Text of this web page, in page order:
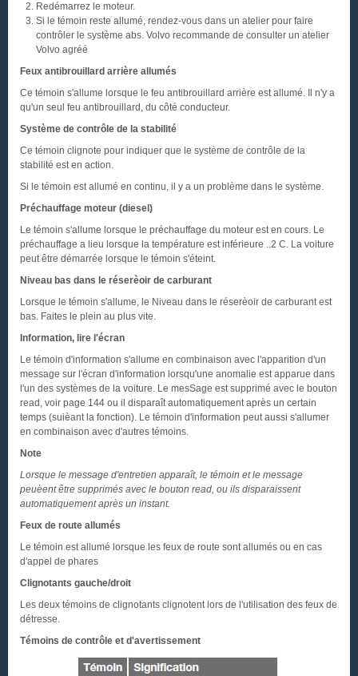
Redémarrez le moteur.
Si le témoin reste allumé, rendez-vous dans un atelier pour faire
contrôler le système abs. Volvo recommande de consulter un atelier
Volvo agréé
Feux antibrouillard arrière allumés
Ce témoin s'allume lorsque le feu antibrouillard arrière est allumé. Il n'y a
qu'un seul feu antibrouillard, du côté conducteur.
Système de contrôle de la stabilité
Ce témoin clignote pour indiquer que le système de contrôle de la
stabilité est en action.
Si le témoin est allumé en continu, il y a un problème dans le système.
Préchauffage moteur (diesel)
Le témoin s'allume lorsque le préchauffage du moteur est en cours. Le
préchauffage a lieu lorsque la température est inférieure ..2 C. La voiture
peut être démarrée lorsque le témoin s'éteint.
Niveau bas dans le réserèoir de carburant
Lorsque le témoin s'allume, le Niveau dans le réserèoir de carburant est
bas. Faites le plein au plus vite.
Information, lire l'écran
Le témoin d'information s'allume en combinaison avec l'apparition d'un
message sur l'écran d'information lorsqu'une anomalie est apparue dans
l'un des systèmes de la voiture. Le mesSage est supprimé avec le bouton
read, voir page 144 ou il disparaît automatiquement après un certain
temps (suièant la fonction). Le témoin d'information peut aussi s'allumer
en combinaison avec d'autres témoins.
Note
Lorsque le message d'entretien apparaît, le témoin et le message
peuèent être supprimés avec le bouton read, ou ils disparaissent
automatiquement après un instant.
Feux de route allumés
Le témoin est allumé lorsque les feux de route sont allumés ou en cas
d'appel de phares
Clignotants gauche/droit
Les deux témoins de clignotants clignotent lors de l'utilisation des feux de
détresse.
Témoins de contrôle et d'avertissement